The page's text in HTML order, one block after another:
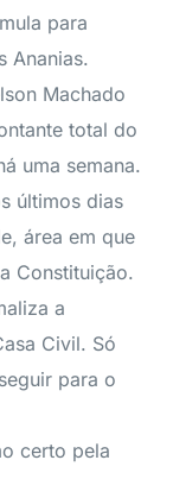
para
Ananias.
Machado
total do
uma semana.
últimos dias
área em que
Constituição.
a
Civil. Só
para o
certo pela